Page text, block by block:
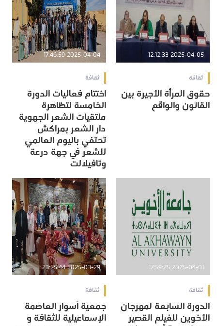
2025-04-05 12:12:33
ثقافة
حقوق المرأة الأجيرة بين
القانون والواقع
2025-04-04 17:46:59
ثقافة
اختتام فعاليات الدورة
الخامسة لتظاهرة
ملتقيات الشعر الجهوية
دار الشعر بمراكش
تحتفي باليوم العالمي
للشعر في جهة درعة
وتافيلالت
2025-04-01 17:59:25
ثقافة
الدورة السابعة لمهرجان
الأخوين للفيلم القصير
2025-03-29 23:25:44
ثقافة
جمعية أسوار العاصمة
الإسماعيلية للثقافة و